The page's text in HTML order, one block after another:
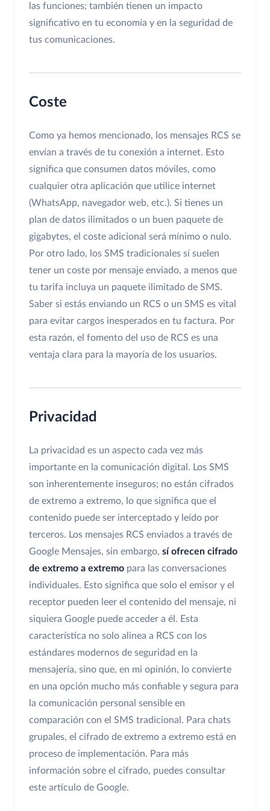
las funciones; también tienen un impacto
significativo en tu economía y en la seguridad de
tus comunicaciones.
Coste
Como ya hemos mencionado, los mensajes RCS se
envían a través de tu conexión a internet. Esto
significa que consumen datos móviles, como
cualquier otra aplicación que utilice internet
(WhatsApp, navegador web, etc.). Si tienes un
plan de datos ilimitados o un buen paquete de
gigabytes, el coste adicional será mínimo o nulo.
Por otro lado, los SMS tradicionales sí suelen
tener un coste por mensaje enviado, a menos que
tu tarifa incluya un paquete ilimitado de SMS.
Saber si estás enviando un RCS o un SMS es vital
para evitar cargos inesperados en tu factura. Por
esta razón, el fomento del uso de RCS es una
ventaja clara para la mayoría de los usuarios.
Privacidad
La privacidad es un aspecto cada vez más
importante en la comunicación digital. Los SMS
son inherentemente inseguros; no están cifrados
de extremo a extremo, lo que significa que el
contenido puede ser interceptado y leído por
terceros. Los mensajes RCS enviados a través de
Google Mensajes, sin embargo, sí ofrecen cifrado
de extremo a extremo para las conversaciones
individuales. Esto significa que solo el emisor y el
receptor pueden leer el contenido del mensaje, ni
siquiera Google puede acceder a él. Esta
característica no solo alinea a RCS con los
estándares modernos de seguridad en la
mensajería, sino que, en mi opinión, lo convierte
en una opción mucho más confiable y segura para
la comunicación personal sensible en
comparación con el SMS tradicional. Para chats
grupales, el cifrado de extremo a extremo está en
proceso de implementación. Para más
información sobre el cifrado, puedes consultar
este artículo de Google.